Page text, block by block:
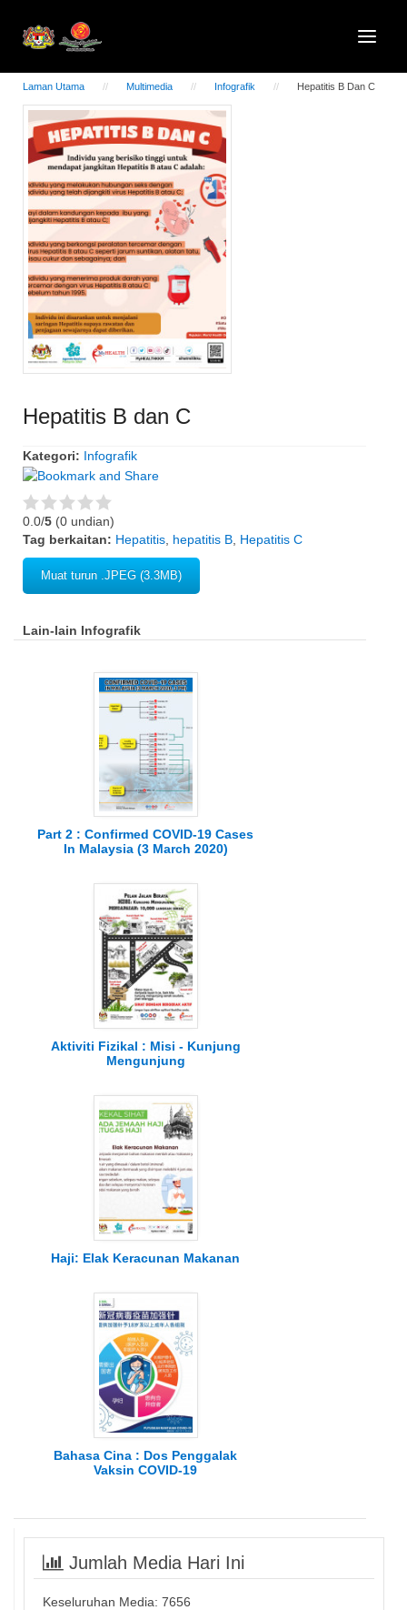
Laman Utama Multimedia Infografik Hepatitis B Dan C
Hepatitis B dan C
Kategori: Infografik
0.0/5 (0 undian)
Tag berkaitan: Hepatitis hepatitis B Hepatitis C
Muat turun .JPEG (3.3MB)
Lain-lain Infografik
Part 2 : Confirmed COVID-19 Cases
In Malaysia (3 March 2020)
Aktiviti Fizikal : Misi - Kunjung
Mengunjung
Haji: Elak Keracunan Makanan
Bahasa Cina : Dos Penggalak
Vaksin COVID-19
Jumlah Media Hari Ini
Keseluruhan Media: 7656